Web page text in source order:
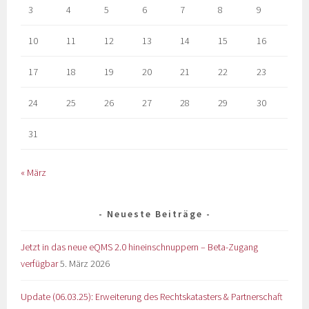
3 4 5 6 7 8 9
10 11 12 13 14 15 16
17 18 19 20 21 22 23
24 25 26 27 28 29 30
31
« März
Neueste Beiträge
Jetzt in das neue eQMS 2.0 hineinschnuppern – Beta-Zugang
verfügbar5. März 2026
Update (06.03.25): Erweiterung des Rechtskatasters & Partnerschaft